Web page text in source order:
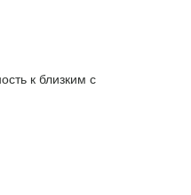
к близким с